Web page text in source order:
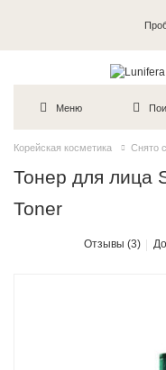
Меню
Корейская косметика Снято
Тонер для лица
Toner
Отзывы (3)